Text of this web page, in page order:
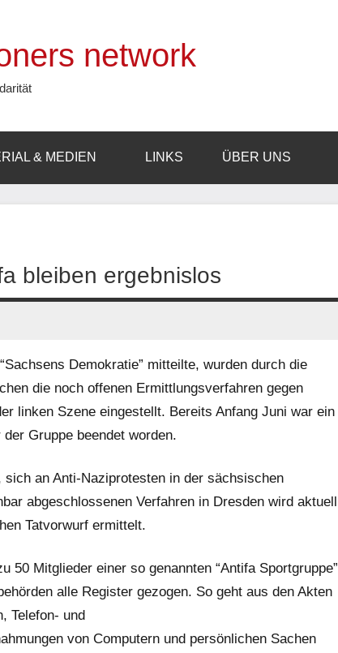
network
& MEDIEN LINKS ÜBER UNS
bleiben ergebnislos
Demokratie” mitteilte, wurden durch die
die noch offenen Ermittlungsverfahren gegen
linken Szene eingestellt. Bereits Anfang Juni war ein
Gruppe beendet worden.
an Anti-Naziprotesten in der sächsischen
abgeschlossenen Verfahren in Dresden wird aktuell
Tatvorwurf ermittelt.
50 Mitglieder einer so genannten “Antifa Sportgruppe”
alle Register gezogen. So geht aus den Akten
Telefon- und
von Computern und persönlichen Sachen